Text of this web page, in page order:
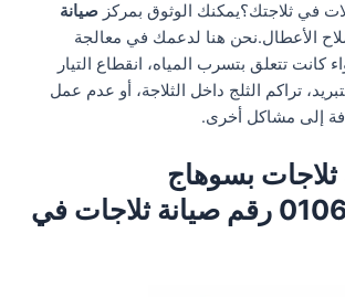
في ثلاجتك؟يمكنك الوثوق بمركز صيانة
الأعطال.نحن هنا لدعمك في معالجة
كانت تتعلق بتسرب المياه، انقطاع التيار
تراكم الثلج داخل الثلاجة، أو عدم عمل
إلى مشاكل أخرى.
بسوهاج
01067590374 رقم صيانة ثلاجات في